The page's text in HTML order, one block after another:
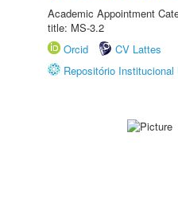
Academic Appointment
title: MS-3.2
Orcid
CV Lattes
Repositório Institucional